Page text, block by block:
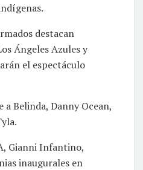
destacan
Ángeles Azules y
el espectáculo
Belinda, Danny Ocean,
Gianni Infantino,
inaugurales en